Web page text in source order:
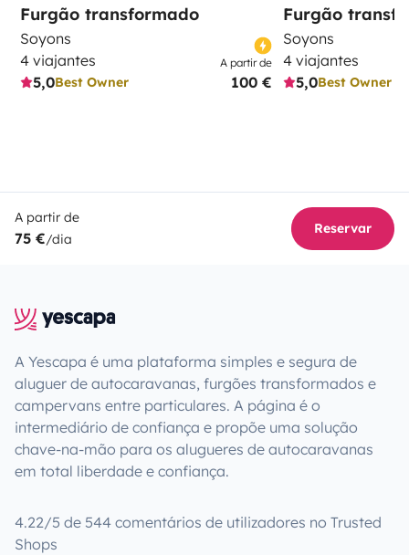
Furgão transformado
Soyons
4 viajantes
5,0Best Owner
A partir de
100 €
Furgão
Soyons
4 viajantes
5,0Best Owner
A partir de
75 €/dia
Reservar
A Yescapa é uma plataforma simples e segura de
aluguer de autocaravanas, furgões transformados e
campervans entre particulares. A página é o
intermediário de confiança e propõe uma solução
chave-na-mão para os alugueres de autocaravanas
em total liberdade e confiança.
4.22/5 de 544 comentários de utilizadores no Trusted
Shops